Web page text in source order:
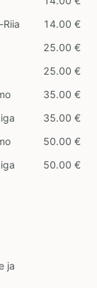
14.00 €
25.00 €
25.00 €
35.00 €
35.00 €
50.00 €
50.00 €
ja